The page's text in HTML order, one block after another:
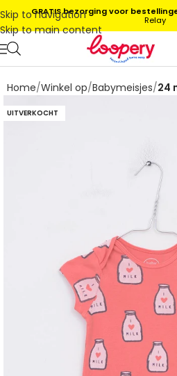
Skip to navigation
Skip to main content
Home Winkel op Babymeisjes 24
UITVERKOCHT
GRATIS bezorging voor
Relay